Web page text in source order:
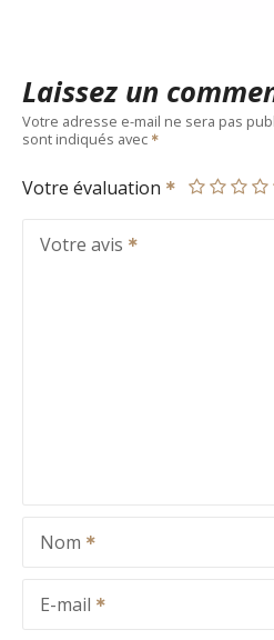
Laissez un
Votre adresse e-mail ne sera pas
sont indiqués avec
Votre évaluation
Votre avis
Nom
E-mail